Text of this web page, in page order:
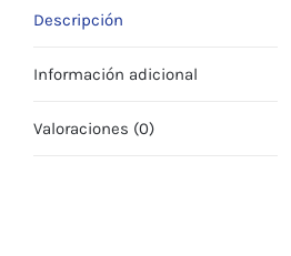
Descripción
Información adicional
Valoraciones (0)